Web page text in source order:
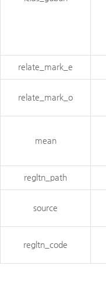
relate_mark_e
relate_mark_o
mean
regltn_path
source
regltn_code